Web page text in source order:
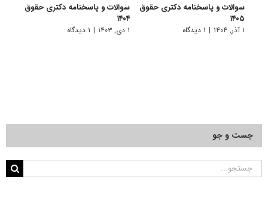
سوالات و پاسخنامه دکتری حقوق
۱۴۰۵
۱ آذر, ۱۴۰۴ | ۱ دیدگاه
سوالات و پاسخنامه دکتری حقوق
۱۴۰۴
۱ دی, ۱۴۰۳ | ۱ دیدگاه
جست و جو
جستجو